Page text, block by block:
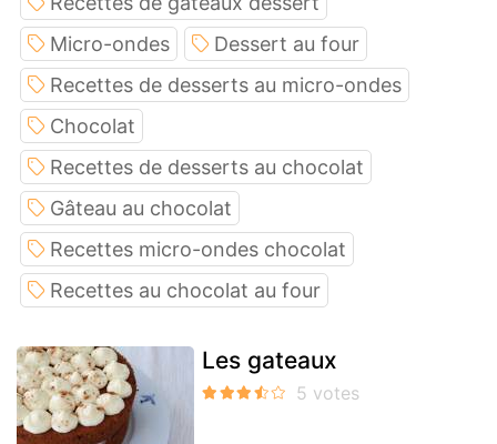
Micro-ondes
Dessert au four
Recettes de desserts au micro-ondes
Chocolat
Recettes de desserts au chocolat
Gâteau au chocolat
Recettes micro-ondes chocolat
Recettes au chocolat au four
Les gateaux